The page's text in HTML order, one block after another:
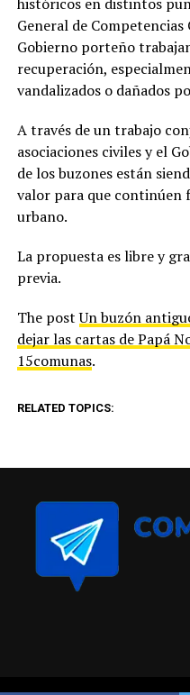
General de
Gobierno porteño
recuperación,
vandalizados o dañados
A través de un trabajo
asociaciones civiles y el
de los buzones están
valor para que continúen
urbano.
La propuesta es libre y
previa.
The postUn buzón
dejar las cartas de Papá
15comunas.
RELATED TOPICS: